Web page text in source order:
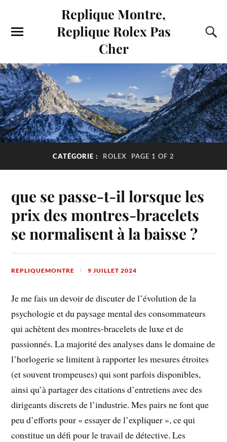
Replique Montre,
Replique Rolex Pas
Cher
CATÉGORIE : ROLEX PAGE 1 OF 2
que se passe-t-il lorsque les
prix des montres-bracelets
se normalisent à la baisse ?
REPLIQUEMONTRE 9 JUILLET 2024
Je me fais un devoir de discuter de l’évolution de la
psychologie et du paysage mental des consommateurs
qui achètent des montres-bracelets de luxe et de
passionnés. La majorité des analyses dans le domaine de
l’horlogerie se limitent à rapporter les mesures étroites
(et souvent trompeuses) qui sont parfois disponibles,
ainsi qu’à partager des citations d’entretiens avec des
dirigeants discrets de l’industrie. Mes pairs ne font que
peu d’efforts pour « essayer de l’expliquer », ce qui
constitue un défi pour le travail de détective. Les